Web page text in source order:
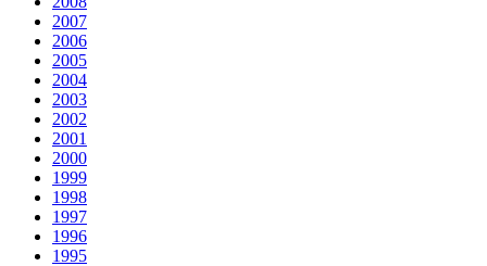
2007
2006
2005
2004
2003
2002
2001
2000
1999
1998
1997
1996
1995